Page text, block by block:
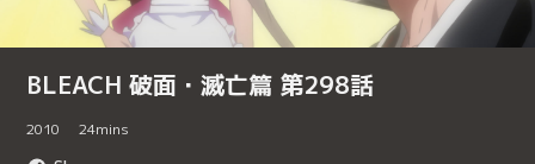
BLEACH 破面・滅亡篇 第298話
2010 24mins